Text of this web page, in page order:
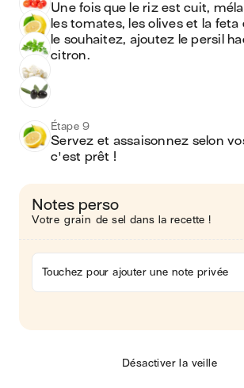
Une fois que le riz est cuit,
les tomates, les olives et la
le souhaitez, ajoutez le persil
citron.
Étape 9
Servez et assaisonnez selon
c'est prêt !
Notes perso
Votre grain de sel dans la recette !
Touchez pour ajouter une note privée
Désactiver la veille